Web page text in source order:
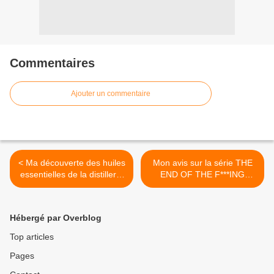
Commentaires
Ajouter un commentaire
< Ma découverte des huiles
essentielles de la distillerie
BEL AIR
Mon avis sur la série THE
END OF THE F***ING
WORLD >
Hébergé par Overblog
Top articles
Pages